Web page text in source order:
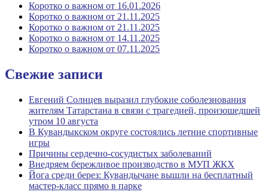
Коротко о важном от 16.01.2026
Коротко о важном от 21.11.2025
Коротко о важном от 21.11.2025
Коротко о важном от 14.11.2025
Коротко о важном от 07.11.2025
Свежие записи
Евгений Солнцев выразил глубокие соболезнования
жителям Татарстана в связи с трагедией, произошедшей
утром 10 августа
В Кувандыкском округе состоялись летние спортивные
игры
Причины сердечно-сосудистых заболеваний
Внедряем бережливое производство в МУП ЖКХ
Йога среди берез: Кувандычане вышли на бесплатный
мастер-класс прямо в парке